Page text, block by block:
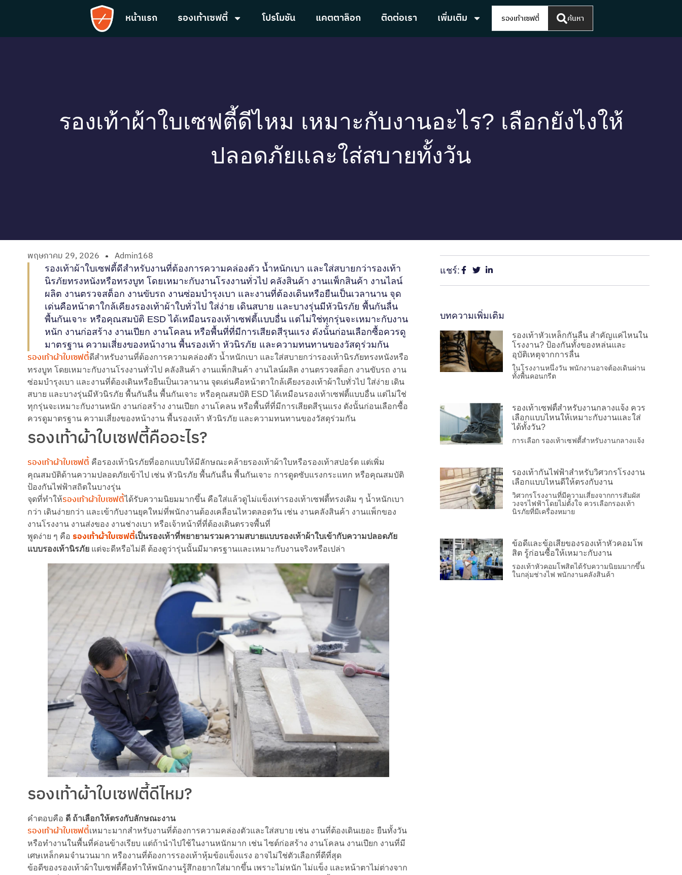
หน้าแรก รองเท้าเซฟตี้ โปรโมชัน แคตตาล็อก ติดต่อเรา เพิ่มเติม ค้นหา
รองเท้าผ้าใบเซฟตี้ดีไหม เหมาะกับงานอะไร? เลือกยังไงให้
ปลอดภัยและใส่สบายทั้งวัน
พฤษภาคม 29, 2026 Admin168
รองเท้าผ้าใบเซฟตี้ดีสำหรับงานที่ต้องการความคล่องตัว น้ำหนักเบา และใส่สบายกว่ารองเท้า
นิรภัยทรงหนังหรือทรงบูท โดยเหมาะกับงานโรงงานทั่วไป คลังสินค้า งานแพ็กสินค้า งานไลน์
ผลิต งานตรวจสต็อก งานขับรถ งานซ่อมบำรุงเบา และงานที่ต้องเดินหรือยืนเป็นเวลานาน จุด
เด่นคือหน้าตาใกล้เคียงรองเท้าผ้าใบทั่วไป ใส่ง่าย เดินสบาย และบางรุ่นมีหัวนิรภัย พื้นกันลื่น
พื้นกันเจาะ หรือคุณสมบัติ ESD ได้เหมือนรองเท้าเซฟตี้แบบอื่น แต่ไม่ใช่ทุกรุ่นจะเหมาะกับงาน
หนัก งานก่อสร้าง งานเปียก งานโคลน หรือพื้นที่ที่มีการเสียดสีรุนแรง ดังนั้นก่อนเลือกซื้อควรดู
มาตรฐาน ความเสี่ยงของหน้างาน พื้นรองเท้า หัวนิรภัย และความทนทานของวัสดุร่วมกัน
รองเท้าผ้าใบเซฟตี้ดีสำหรับงานที่ต้องการความคล่องตัว น้ำหนักเบา และใส่สบายกว่ารองเท้านิรภัยทรงหนังหรือ
ทรงบูท โดยเหมาะกับงานโรงงานทั่วไป คลังสินค้า งานแพ็กสินค้า งานไลน์ผลิต งานตรวจสต็อก งานขับรถ งาน
ซ่อมบำรุงเบา และงานที่ต้องเดินหรือยืนเป็นเวลานาน จุดเด่นคือหน้าตาใกล้เคียงรองเท้าผ้าใบทั่วไป ใส่ง่าย เดิน
สบาย และบางรุ่นมีหัวนิรภัย พื้นกันลื่น พื้นกันเจาะ หรือคุณสมบัติ ESD ได้เหมือนรองเท้าเซฟตี้แบบอื่น แต่ไม่ใช่
ทุกรุ่นจะเหมาะกับงานหนัก งานก่อสร้าง งานเปียก งานโคลน หรือพื้นที่ที่มีการเสียดสีรุนแรง ดังนั้นก่อนเลือกซื้อ
ควรดูมาตรฐาน ความเสี่ยงของหน้างาน พื้นรองเท้า หัวนิรภัย และความทนทานของวัสดุร่วมกัน
รองเท้าผ้าใบเซฟตี้คืออะไร?
รองเท้าผ้าใบเซฟตี้ คือรองเท้านิรภัยที่ออกแบบให้มีลักษณะคล้ายรองเท้าผ้าใบหรือรองเท้าสปอร์ต แต่เพิ่ม
คุณสมบัติด้านความปลอดภัยเข้าไป เช่น หัวนิรภัย พื้นกันลื่น พื้นกันเจาะ การดูดซับแรงกระแทก หรือคุณสมบัติ
ป้องกันไฟฟ้าสถิตในบางรุ่น
จุดที่ทำให้รองเท้าผ้าใบเซฟตี้ได้รับความนิยมมากขึ้น คือใส่แล้วดูไม่แข็งเท่ารองเท้าเซฟตี้ทรงเดิม ๆ น้ำหนักเบา
กว่า เดินง่ายกว่า และเข้ากับงานยุคใหม่ที่พนักงานต้องเคลื่อนไหวตลอดวัน เช่น งานคลังสินค้า งานแพ็กของ
งานโรงงาน งานส่งของ งานช่างเบา หรือเจ้าหน้าที่ที่ต้องเดินตรวจพื้นที่
พูดง่าย ๆ คือ รองเท้าผ้าใบเซฟตี้เป็นรองเท้าที่พยายามรวมความสบายแบบรองเท้าผ้าใบเข้ากับความปลอดภัย
แบบรองเท้านิรภัยแต่จะดีหรือไม่ดี ต้องดูว่ารุ่นนั้นมีมาตรฐานและเหมาะกับงานจริงหรือเปล่า
รองเท้าผ้าใบเซฟตี้ดีไหม?
คำตอบคือ ดี ถ้าเลือกให้ตรงกับลักษณะงาน
รองเท้าผ้าใบเซฟตี้เหมาะมากสำหรับงานที่ต้องการความคล่องตัวและใส่สบาย เช่น งานที่ต้องเดินเยอะ ยืนทั้งวัน
หรือทำงานในพื้นที่ค่อนข้างเรียบ แต่ถ้านำไปใช้ในงานหนักมาก เช่น ไซต์ก่อสร้าง งานโคลน งานเปียก งานที่มี
เศษเหล็กคมจำนวนมาก หรืองานที่ต้องการรองเท้าหุ้มข้อแข็งแรง อาจไม่ใช่ตัวเลือกที่ดีที่สุด
ข้อดีของรองเท้าผ้าใบเซฟตี้คือทำให้พนักงานรู้สึกอยากใส่มากขึ้น เพราะไม่หนัก ไม่แข็ง และหน้าตาไม่ต่างจาก
แชร์:
บทความเพิ่มเติม
รองเท้าหัวเหล็กกันลื่น สำคัญแค่ไหนใน
โรงงาน? ป้องกันทั้งของหล่นและ
อุบัติเหตุจากการลื่น
ในโรงงานหนึ่งวัน พนักงานอาจต้องเดินผ่าน
ทั้งพื้นคอนกรีต
รองเท้าเซฟตี้สำหรับงานกลางแจ้ง ควร
เลือกแบบไหนให้เหมาะกับงานและใส่
ได้ทั้งวัน?
การเลือก รองเท้าเซฟตี้สำหรับงานกลางแจ้ง
รองเท้ากันไฟฟ้าสำหรับวิศวกรโรงงาน
เลือกแบบไหนดีให้ตรงกับงาน
วิศวกรโรงงานที่มีความเสี่ยงจากการสัมผัส
วงจรไฟฟ้าโดยไม่ตั้งใจ ควรเลือกรองเท้า
นิรภัยที่มีเครื่องหมาย
ข้อดีและข้อเสียของรองเท้าหัวคอมโพ
สิต รู้ก่อนซื้อให้เหมาะกับงาน
รองเท้าหัวคอมโพสิตได้รับความนิยมมากขึ้น
ในกลุ่มช่างไฟ พนักงานคลังสินค้า